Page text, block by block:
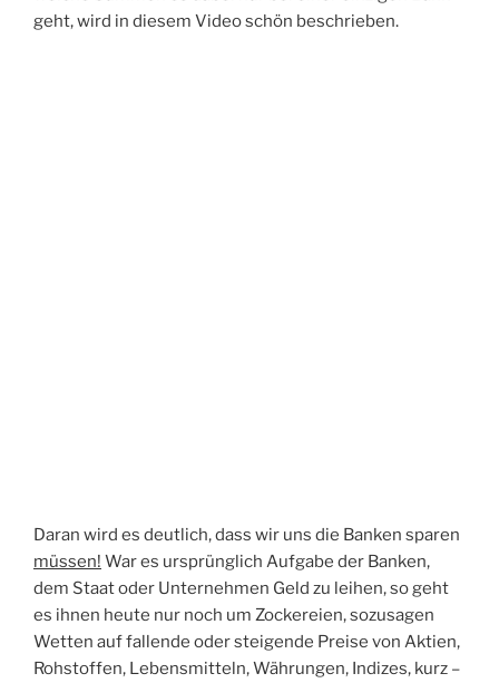
geht, wird in diesem Video schön beschrieben.
Daran wird es deutlich, dass wir uns die Banken sparen
müssen! War es ursprünglich Aufgabe der Banken,
dem Staat oder Unternehmen Geld zu leihen, so geht
es ihnen heute nur noch um Zockereien, sozusagen
Wetten auf fallende oder steigende Preise von Aktien,
Rohstoffen, Lebensmitteln, Währungen, Indizes, kurz –